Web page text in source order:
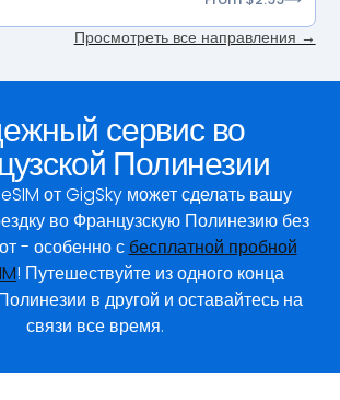
Просмотреть все направления →
сервис во
Полинезии
eSIM от GigSky может сделать вашу
во Французскую Полинезию без
- особенно с бесплатной пробной
! Путешествуйте из одного конца
в другой и оставайтесь на
связи все время.